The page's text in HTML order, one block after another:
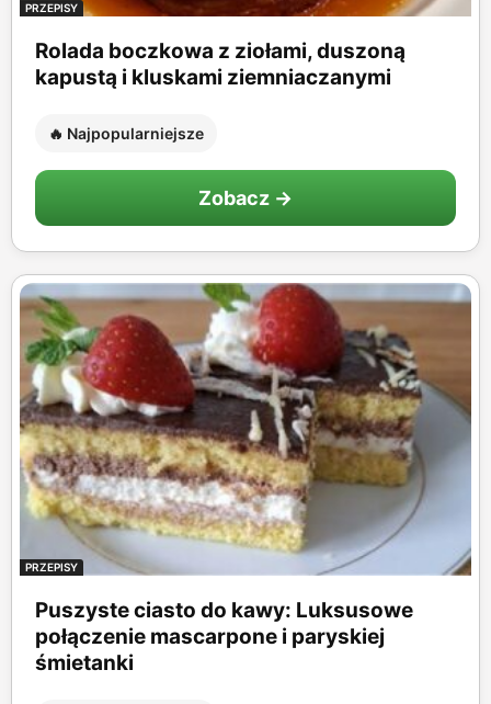
PRZEPISY
Rolada boczkowa z ziołami, duszoną
kapustą i kluskami ziemniaczanymi
🔥 Najpopularniejsze
Zobacz →
PRZEPISY
Puszyste ciasto do kawy: Luksusowe
połączenie mascarpone i paryskiej
śmietanki